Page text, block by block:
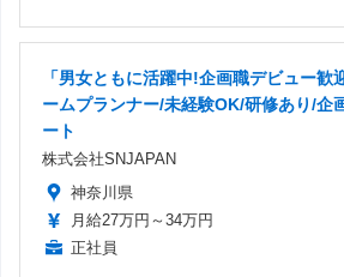
「男女ともに活躍中!企画職デビュー歓
ームプランナー/未経験OK/研修あり/企
ート
株式会社SNJAPAN
神奈川県
月給27万円～34万円
正社員